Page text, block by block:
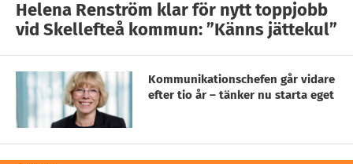
Helena Renström klar för nytt toppjobb
vid Skellefteå kommun: ”Känns jättekul”
Kommunikationschefen går vidare
efter tio år – tänker nu starta eget